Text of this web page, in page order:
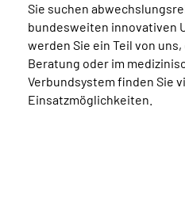
Sie suchen
bundesweiten innovativen
werden Sie ein Teil von
Beratung oder im
Verbundsystem finden Sie
Einsatzmöglichkeiten.